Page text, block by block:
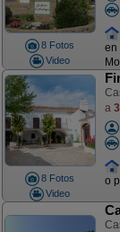
8 Fotos
Video
8 Fotos
Video
a
o